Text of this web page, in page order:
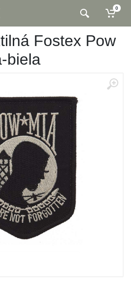
0
Fostex Pow
biela